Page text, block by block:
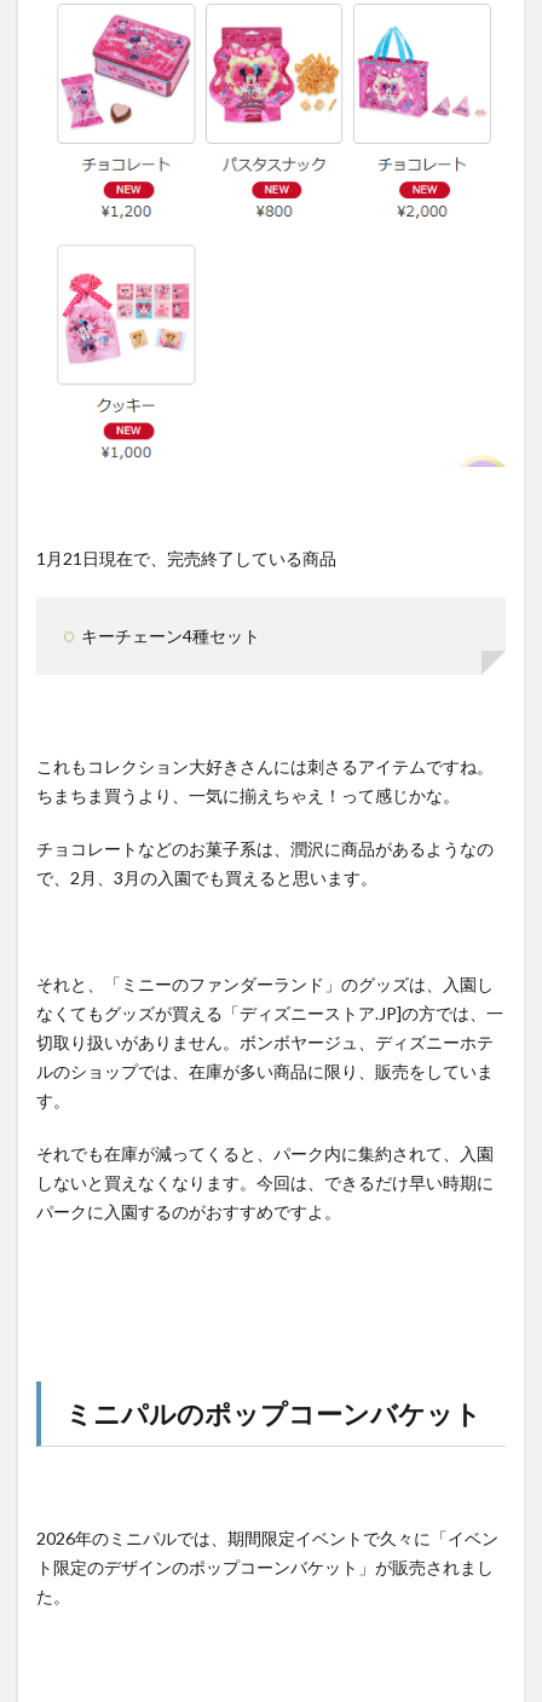
1月21日現在で、完売終了している商品
キーチェーン4種セット
これもコレクション大好きさんには刺さるアイテムですね。
ちまちま買うより、一気に揃えちゃえ！って感じかな。
チョコレートなどのお菓子系は、潤沢に商品があるようなの
で、2月、3月の入園でも買えると思います。
それと、「ミニーのファンダーランド」のグッズは、入園し
なくてもグッズが買える「ディズニーストア.JP]の方では、一
切取り扱いがありません。ボンボヤージュ、ディズニーホテ
ルのショップでは、在庫が多い商品に限り、販売をしていま
す。
それでも在庫が減ってくると、パーク内に集約されて、入園
しないと買えなくなります。今回は、できるだけ早い時期に
パークに入園するのがおすすめですよ。
ミニパルのポップコーンバケット
2026年のミニパルでは、期間限定イベントで久々に「イベン
ト限定のデザインのポップコーンバケット」が販売されまし
た。